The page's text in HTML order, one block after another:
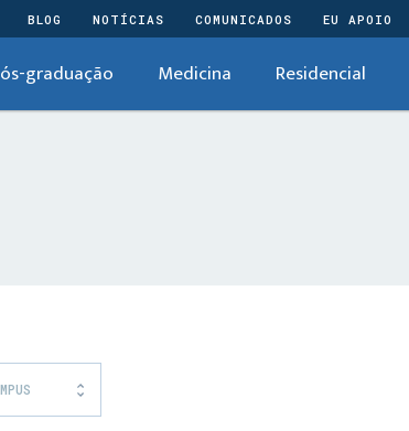
BLOG NOTÍCIAS COMUNICADOS EU APOIO
graduação Medicina Residencial